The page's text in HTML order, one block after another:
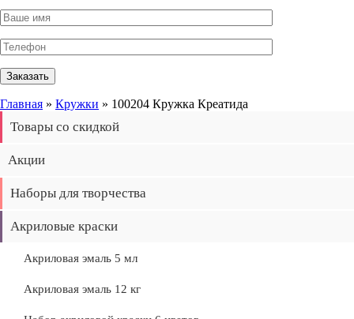
Главная » Кружки » 100204 Кружка Креатида
Товары со скидкой
Акции
Наборы для творчества
Акриловые краски
Акриловая эмаль 5 мл
Акриловая эмаль 12 кг